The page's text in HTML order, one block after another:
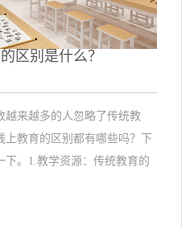
区别是什么？
越来越多的人忽略了传统教
上教育的区别都有哪些吗？下
下。1.教学资源：传统教育的